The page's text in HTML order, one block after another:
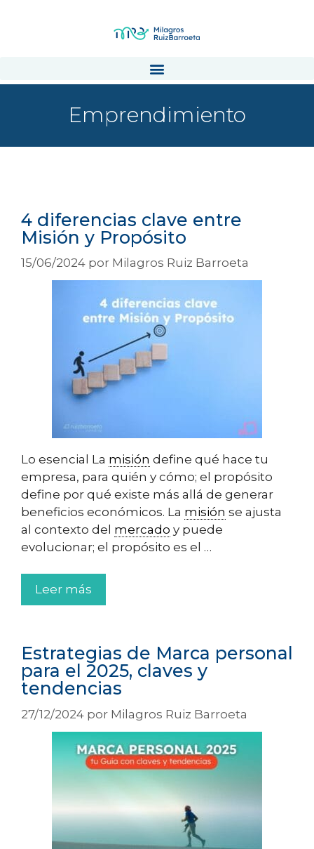
Emprendimiento
4 diferencias clave entre
Misión y Propósito
15/06/2024 por Milagros Ruiz Barroeta
Lo esencial La misión define qué hace tu
empresa, para quién y cómo; el propósito
define por qué existe más allá de generar
beneficios económicos. La misión se ajusta
al contexto del mercado y puede
evolucionar; el propósito es el …
Leer más
Estrategias de Marca personal
para el 2025, claves y
tendencias
27/12/2024 por Milagros Ruiz Barroeta